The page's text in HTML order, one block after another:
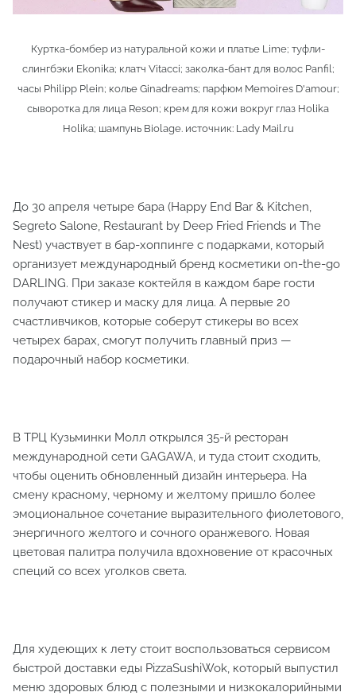
Куртка-бомбер из натуральной кожи и платье Lime; туфли-
слингбэки Ekonika; клатч Vitacci; заколка-бант для волос Panfil;
часы Philipp Plein; колье Ginadreams; парфюм Memoires D'amour;
сывoрoтка для лица Reson; крем для кожи вокруг глаз Holika
Holika; шампунь Biolage. источник: Lady Mail.ru
До 30 апреля четыре бара (Happy End Bar & Kitchen,
Segreto Salone, Restaurant by Deep Fried Friends и The
Nest) участвует в бар-хоппинге с подарками, который
организует международный бренд косметики on-the-go
DARLING. При заказе коктейля в каждом баре гости
получают стикер и маску для лица. А первые 20
счастливчиков, которые соберут стикеры во всех
четырех барах, смогут получить главный приз —
подарочный набор косметики.
В ТРЦ Кузьминки Молл открылся 35-й ресторан
международной сети GAGAWA, и туда стоит сходить,
чтобы оценить обновленный дизайн интерьера. На
смену красному, черному и желтому пришло более
эмоциональное сочетание выразительного фиолетового,
энергичного желтого и сочного оранжевого. Новая
цветовая палитра получила вдохновение от красочных
специй со всех уголков света.
Для худеющих к лету стоит воспользоваться сервисом
быстрой доставки еды PizzaSushiWok, который выпустил
меню здоровых блюд с полезными и низкокалорийными